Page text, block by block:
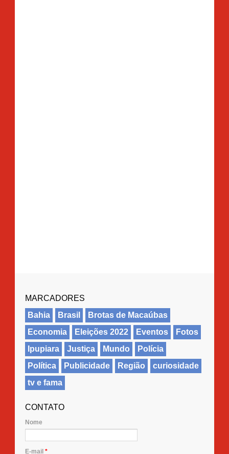
MARCADORES
Bahia
Brasil
Brotas de Macaúbas
Economia
Eleições 2022 Eventos
Fotos
Ipupiara
Justiça Mundo
Polícia
Política
Publicidade Região
curiosidade
tv e fama
CONTATO
Nome
E-mail *